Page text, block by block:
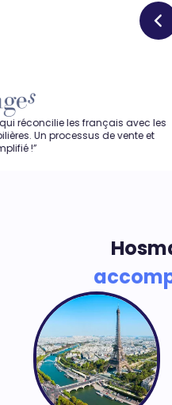
français avec les
de vente et